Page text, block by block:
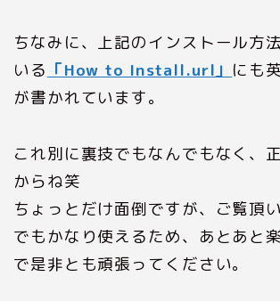
ちなみに、上記のインストール方
いる 「How to Install.url」 にも
が書かれています。
これ別に裏技でもなんでもなく、
からね笑
ちょっとだけ面倒ですが、ご覧頂
でもかなり使えるため、あとあと
で是非とも頑張ってください。